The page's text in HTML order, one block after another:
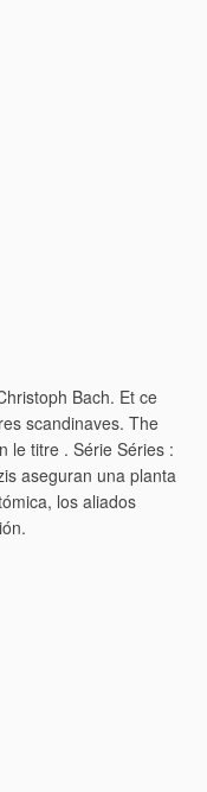
Bach. Et ce
scandinaves. The
le titre . Série Séries :
aseguran una planta
los aliados